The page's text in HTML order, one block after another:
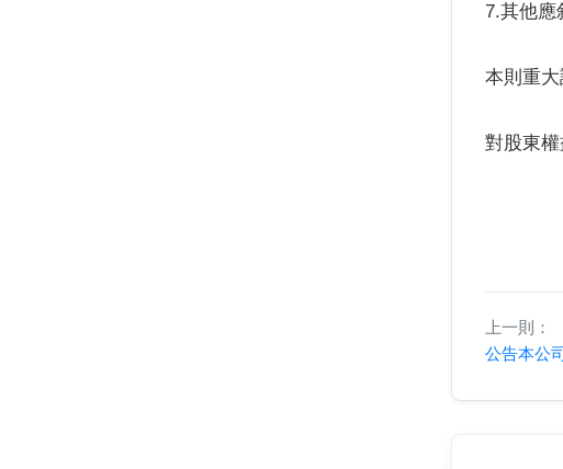
7.其他應
本則重
對股東
上一則：
公告本公